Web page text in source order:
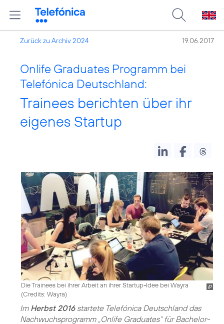
Zurück zu Archiv 2024 19.06.2017
Onlife Graduates Programm bei
Telefónica Deutschland:
Trainees berichten über ihr
eigenes Startup
Die Trainees bei ihrer Arbeit an ihrer Startup-Idee bei Wayra
(Credits: Wayra)
Im Herbst 2016startete Telefónica Deutschland das
Nachwuchsprogramm „Onlife Graduates“ für Bachelor-